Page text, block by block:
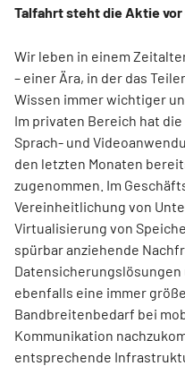
Talfahrt steht die Aktie
Wir leben in einem
– einer Ära, in der das
Wissen immer wichtiger
Im privaten Bereich hat
Sprach- und
den letzten Monaten
zugenommen. Im
Vereinheitlichung von
Virtualisierung von
spürbar anziehende
ebenfalls eine immer
Bandbreiten­bedarf bei
Kommunikation
entsprechende